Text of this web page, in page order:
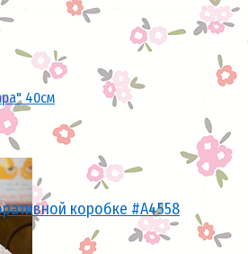
40см
коробке #A4558